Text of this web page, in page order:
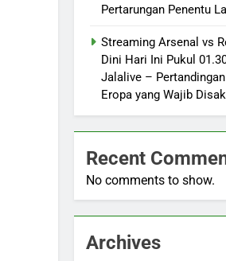
Pertarungan Penentu
Streaming Arsenal vs
Dini Hari Ini Pukul
Jalalive –
Eropa yang Wajib
Recent
No comments to show.
Archives